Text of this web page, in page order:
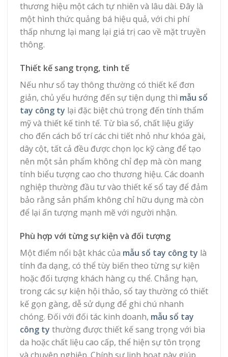
thương hiệu một cách tự nhiên và lâu dài. Đây là
một hình thức quảng bá hiệu quả, với chi phí
thấp nhưng lại mang lại giá trị cao về mặt truyền
thông.
Thiết kế sang trọng, tinh tế
Nếu như sổ tay thông thường có thiết kế đơn
giản, chủ yếu hướng đến sự tiện dụng thì mẫu sổ
tay công ty lại đặc biệt chú trọng đến tính thẩm
mỹ và thiết kế tinh tế. Từ bìa sổ, chất liệu giấy
cho đến cách bố trí các chi tiết nhỏ như khóa gài,
dây cột, tất cả đều được chọn lọc kỹ càng để tạo
nên một sản phẩm không chỉ đẹp mà còn mang
tính biểu tượng cao cho thương hiệu. Các doanh
nghiệp thường đầu tư vào thiết kế sổ tay để đảm
bảo rằng sản phẩm không chỉ hữu dụng mà còn
để lại ấn tượng mạnh mẽ với người nhận.
Phù hợp với từng sự kiện và đối tượng
Một điểm nổi bật khác của mẫu sổ tay công ty là
tính đa dạng, có thể tùy biến theo từng sự kiện
hoặc đối tượng khách hàng cụ thể. Chẳng hạn,
trong các sự kiện hội thảo, sổ tay thường có thiết
kế gọn gàng, dễ sử dụng để ghi chú nhanh
chóng. Đối với đối tác kinh doanh, mẫu sổ tay
công ty thường được thiết kế sang trọng với bìa
da hoặc chất liệu cao cấp, thể hiện sự tôn trọng